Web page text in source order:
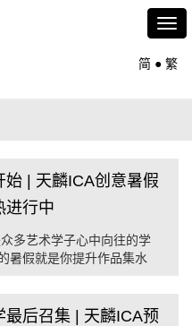
简 ● 繁
始 | 天麟ICA创意暑假
进行中
多艺术学子心中向往的学
暑假就是你提升作品集水
最后召集 | 天麟ICA预